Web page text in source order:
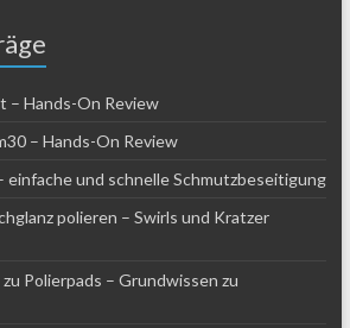
– Hands-On Review
– Hands-On Review
einfache und schnelle Schmutzbeseitigung
polieren – Swirls und Kratzer
Polierpads – Grundwissen zu